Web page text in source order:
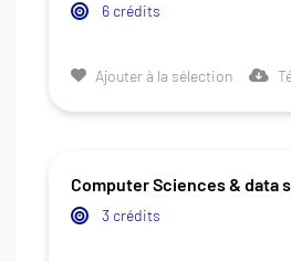
6 crédits
Ajouter à la sélection
Computer Sciences & data
3 crédits